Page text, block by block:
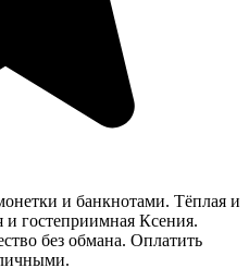
и банкнотами. Тёплая и
и гостеприимная Ксения.
без обмана. Оплатить